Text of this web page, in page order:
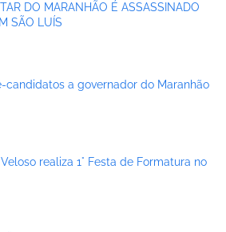
DO MARANHÃO É ASSASSINADO
SÃO LUÍS
candidatos a governador do Maranhão
realiza 1° Festa de Formatura no